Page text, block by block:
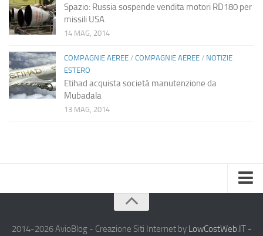
Spazio: Russia sospende vendita motori RD180 per
missili USA
14 MAG, 2014
COMPAGNIE AEREE / COMPAGNIE AEREE / NOTIZIE
ESTERO
Etihad acquista società manutenzione da
Mubadala
13 MAG, 2014
Chi Siamo
2014-2026 AvioBlog - Creazione Siti Internet by LowCostWeb.IT -